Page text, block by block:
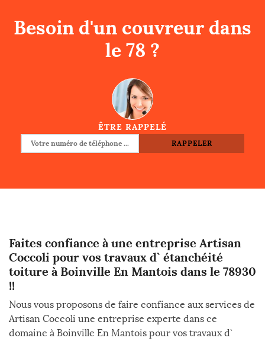
Besoin d'un couvreur dans
le 78 ?
ÊTRE RAPPELÉ
Faites confiance à une entreprise Artisan
Coccoli pour vos travaux d` étanchéité
toiture à Boinville En Mantois dans le 78930
!!
Nous vous proposons de faire confiance aux services de
Artisan Coccoli une entreprise experte dans ce
domaine à Boinville En Mantois pour vos travaux d`